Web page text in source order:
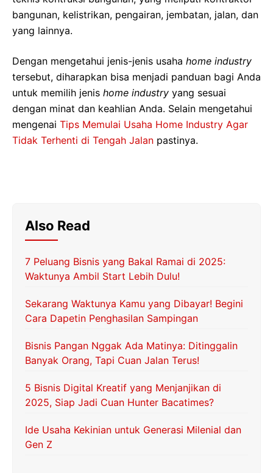
bangunan, kelistrikan, pengairan, jembatan, jalan, dan
yang lainnya.
Dengan mengetahui jenis-jenis usaha home industry
tersebut, diharapkan bisa menjadi panduan bagi Anda
untuk memilih jenis home industry yang sesuai
dengan minat dan keahlian Anda. Selain mengetahui
mengenai Tips Memulai Usaha Home Industry Agar
Tidak Terhenti di Tengah Jalan pastinya.
Also Read
7 Peluang Bisnis yang Bakal Ramai di 2025:
Waktunya Ambil Start Lebih Dulu!
Sekarang Waktunya Kamu yang Dibayar! Begini
Cara Dapetin Penghasilan Sampingan
Bisnis Pangan Nggak Ada Matinya: Ditinggalin
Banyak Orang, Tapi Cuan Jalan Terus!
5 Bisnis Digital Kreatif yang Menjanjikan di
2025, Siap Jadi Cuan Hunter Bacatimes?
Ide Usaha Kekinian untuk Generasi Milenial dan
Gen Z